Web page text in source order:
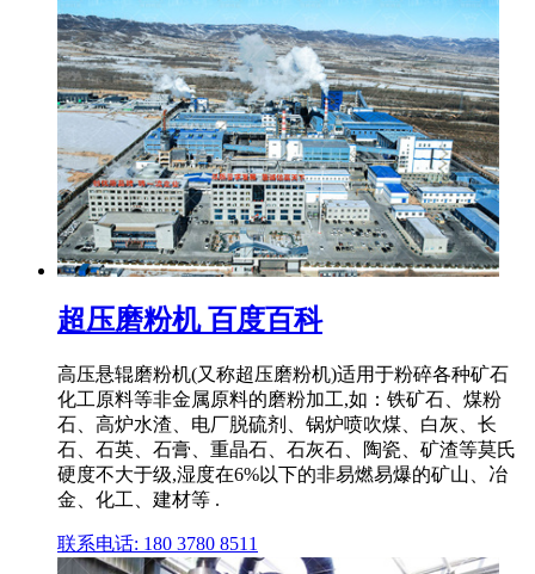
超压磨粉机 百度百科
高压悬辊磨粉机(又称超压磨粉机)适用于粉碎各种矿石
化工原料等非金属原料的磨粉加工,如：铁矿石、煤粉
石、高炉水渣、电厂脱硫剂、锅炉喷吹煤、白灰、长
石、石英、石膏、重晶石、石灰石、陶瓷、矿渣等莫氏
硬度不大于级,湿度在6%以下的非易燃易爆的矿山、冶
金、化工、建材等 .
联系电话: 180 3780 8511